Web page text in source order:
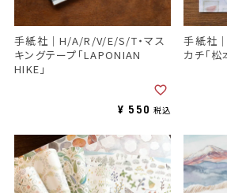
手紙社｜H/A/R/V/E/S/T・マス
キングテープ「LAPONIAN
HIKE」
¥ 550 税込
手紙社
カチ「松